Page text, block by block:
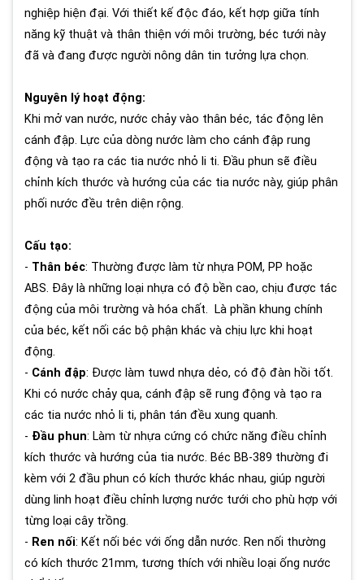
nghiệp hiện đại. Với thiết kế độc đáo, kết hợp giữa tính
năng kỹ thuật và thân thiện với môi trường, béc tưới này
đã và đang được người nông dân tin tưởng lựa chọn.
Nguyên lý hoạt động:
Khi mở van nước, nước chảy vào thân béc, tác động lên
cánh đập. Lực của dòng nước làm cho cánh đập rung
động và tạo ra các tia nước nhỏ li ti. Đầu phun sẽ điều
chỉnh kích thước và hướng của các tia nước này, giúp phân
phối nước đều trên diện rộng.
Cấu tạo:
- Thân béc: Thường được làm từ nhựa POM, PP hoặc
ABS. Đây là những loại nhựa có độ bền cao, chịu được tác
động của môi trường và hóa chất. Là phần khung chính
của béc, kết nối các bộ phận khác và chịu lực khi hoạt
động.
- Cánh đập: Được làm tuwd nhựa dẻo, có độ đàn hồi tốt.
Khi có nước chảy qua, cánh đập sẽ rung động và tạo ra
các tia nước nhỏ li ti, phân tán đều xung quanh.
- Đầu phun: Làm từ nhựa cứng có chức năng điều chỉnh
kích thước và hướng của tia nước. Béc BB-389 thường đi
kèm với 2 đầu phun có kích thước khác nhau, giúp người
dùng linh hoạt điều chỉnh lượng nước tưới cho phù hợp với
từng loại cây trồng.
- Ren nối: Kết nối béc với ống dẫn nước. Ren nối thường
có kích thước 21mm, tương thích với nhiều loại ống nước